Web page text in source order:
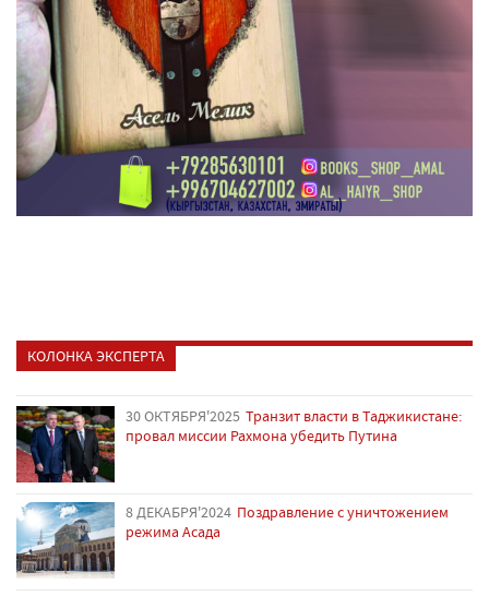
КОЛОНКА ЭКСПЕРТА
30 ОКТЯБРЯ'2025 Транзит власти в Таджикистане:
провал миссии Рахмона убедить Путина
8 ДЕКАБРЯ'2024 Поздравление с уничтожением
режима Асада